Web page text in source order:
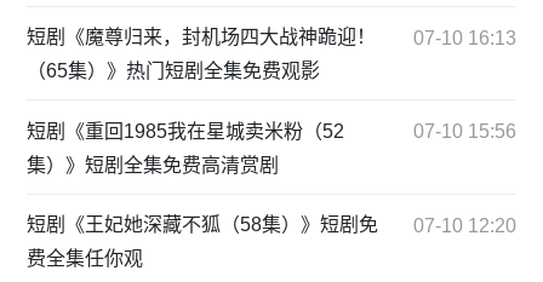
短剧《魔尊归来，封机场四大战神跪迎！
（65集）》热门短剧全集免费观影
07-10 16:13
短剧《重回1985我在星城卖米粉（52
集）》短剧全集免费高清赏剧
07-10 15:56
短剧《王妃她深藏不狐（58集）》短剧免
费全集任你观
07-10 12:20